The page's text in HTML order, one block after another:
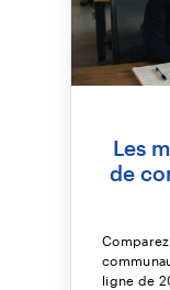
Les
de
ligne de